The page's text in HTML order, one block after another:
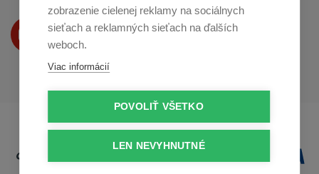
Produkty Vám predstavujeme
naYoutube
zobrazenie cielenej reklamy na sociálnych
sieťach a reklamných sieťach na ďalších
weboch.
Viac informácií
POVOLIŤ VŠETKO
LEN NEVYHNUTNÉ